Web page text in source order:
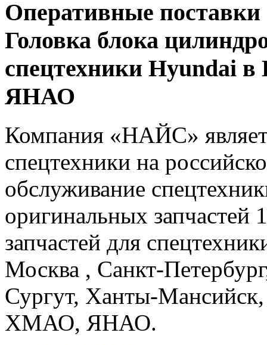
Оперативные
Головка блока
спецтехники Hyundai
ЯНАО
Компания «НАЙС»
спецтехники на
обслуживание
оригинальных
запчастей для
Москва , Санкт-
Сургут, Ханты-
ХМАО, ЯНАО.